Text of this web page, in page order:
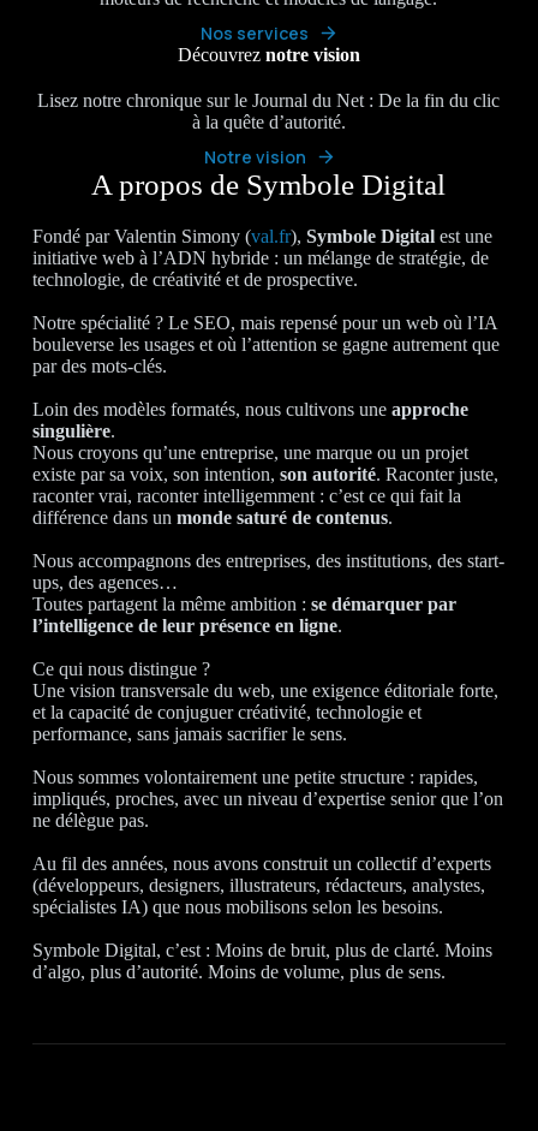
Nos services
Découvrez notre vision
Lisez notre chronique sur le Journal du Net : De la fin du clic
à la quête d’autorité.
Notre vision
A propos de Symbole Digital
Fondé par Valentin Simony (val.fr), Symbole Digitalest une
initiative web à l’ADN hybride : un mélange de stratégie, de
technologie, de créativité et de prospective.
Notre spécialité ? Le SEO, mais repensé pour un web où l’IA
bouleverse les usages et où l’attention se gagne autrement que
par des mots-clés.
Loin des modèles formatés, nous cultivons une approche
singulière.
Nous croyons qu’une entreprise, une marque ou un projet
existe par sa voix, son intention, son autorité. Raconter juste,
raconter vrai, raconter intelligemment : c’est ce qui fait la
différence dans un monde saturé de contenus.
Nous accompagnons des entreprises, des institutions, des start-
ups, des agences…
Toutes partagent la même ambition : se démarquer par
l’intelligence de leur présence en ligne.
Ce qui nous distingue ?
Une vision transversale du web, une exigence éditoriale forte,
et la capacité de conjuguer créativité, technologie et
performance, sans jamais sacrifier le sens.
Nous sommes volontairement une petite structure : rapides,
impliqués, proches, avec un niveau d’expertise senior que l’on
ne délègue pas.
Au fil des années, nous avons construit un collectif d’experts
(développeurs, designers, illustrateurs, rédacteurs, analystes,
spécialistes IA) que nous mobilisons selon les besoins.
Symbole Digital, c’est : Moins de bruit, plus de clarté. Moins
d’algo, plus d’autorité. Moins de volume, plus de sens.